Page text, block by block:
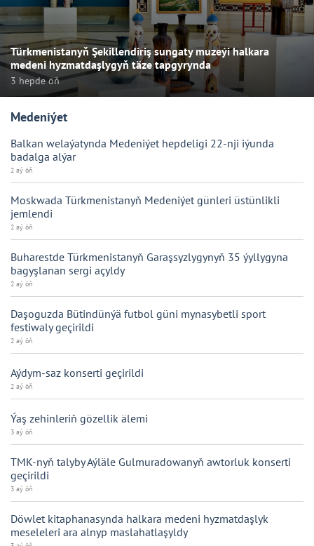
Türkmenistanyň Şekillendiriş sungaty muzeýi halkara
medeni hyzmatdaşlygyň täze tapgyrynda
3 hepde öň
Medeniýet
Balkan welaýatynda Medeniýet hepdeligi 22-nji iýunda
badalga alýar
2 aý öň
Moskwada Türkmenistanyň Medeniýet günleri üstünlikli
jemlendi
2 aý öň
Buharestde Türkmenistanyň Garaşsyzlygynyň 35 ýyllygyna
bagyşlanan sergi açyldy
2 aý öň
Daşoguzda Bütindünýä futbol güni mynasybetli sport
festiwaly geçirildi
2 aý öň
Aýdym-saz konserti geçirildi
2 aý öň
Ýaş zehinleriň gözellik älemi
3 aý öň
TMK-nyň talyby Aýläle Gulmuradowanyň awtorluk konserti
geçirildi
3 aý öň
Döwlet kitaphanasynda halkara medeni hyzmatdaşlyk
meseleleri ara alnyp maslahatlaşyldy